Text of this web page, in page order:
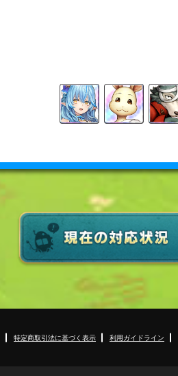
特定商取引法に基づく表示 利用ガイドライン